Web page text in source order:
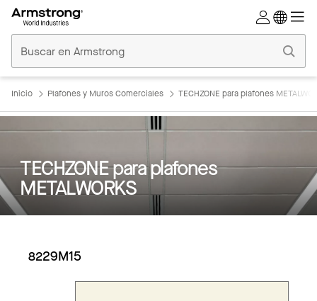
Comerciales
Inicio
Inicio Plafones y Muros Comerciales TECHZONE para plafones
TECHZONE para plafones
METALWORKS
8229M15